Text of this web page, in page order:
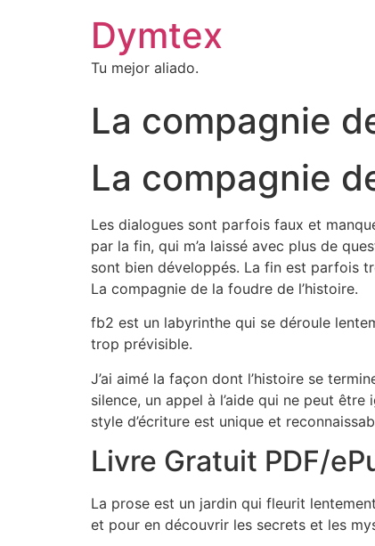
Dymtex
Tu mejor aliado.
La compagnie
La compagnie
Les dialogues sont parfois faux et
par la fin, qui m’a laissé avec plus de
sont bien développés. La fin est parfois
La compagnie de la foudre de l’histoire.
fb2 est un labyrinthe qui se déroule
trop prévisible.
J’ai aimé la façon dont l’histoire se
silence, un appel à l’aide qui ne peut
style d’écriture est unique et
Livre Gratuit PDF/
La prose est un jardin qui fleurit
et pour en découvrir les secrets et les